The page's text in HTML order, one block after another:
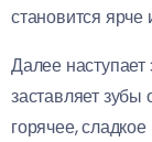
становится ярче
Далее наступает
заставляет зубы
горячее,